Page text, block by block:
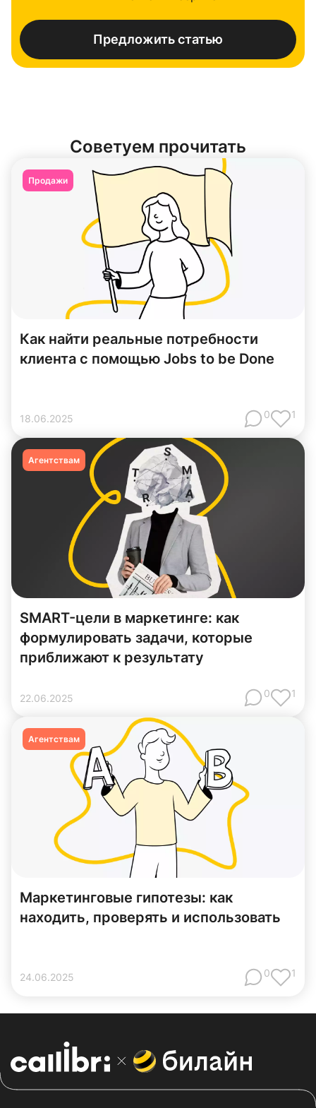
Предложить статью
Советуем прочитать
Продажи
Как найти реальные потребности
клиента с помощью Jobs to be Done
18.06.2025 0 1
Агентствам
SMART-цели в маркетинге: как
формулировать задачи, которые
приближают к результату
22.06.2025 0 1
Агентствам
Маркетинговые гипотезы: как
находить, проверять и использовать
24.06.2025 0 1